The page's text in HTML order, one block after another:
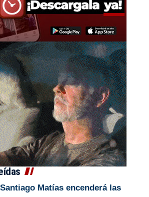
Santiago Matías encenderá las